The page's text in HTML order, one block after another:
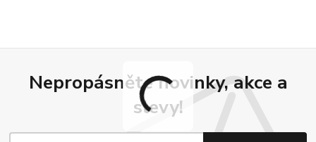
Nepropásněte novinky, akce a
slevy!